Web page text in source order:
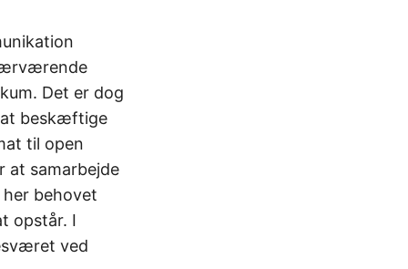
Det er dog
at beskæftige
til open
at samarbejde
her behovet
opstår. I
ved